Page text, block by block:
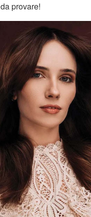
da provare!